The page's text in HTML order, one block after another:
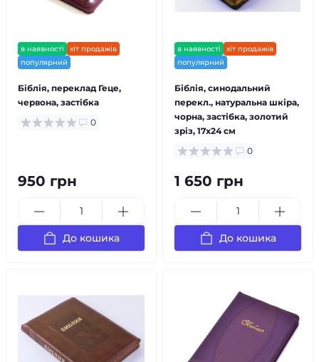
в наявності
хіт продажів
популярний
Біблія, переклад Геце,
червона, застібка
0
950 грн
До кошика
в наявності
хіт продажів
популярний
Біблія, синодальний
перекл., натуральна шкіра,
чорна, застібка, золотий
зріз, 17x24 см
0
1 650 грн
До кошика